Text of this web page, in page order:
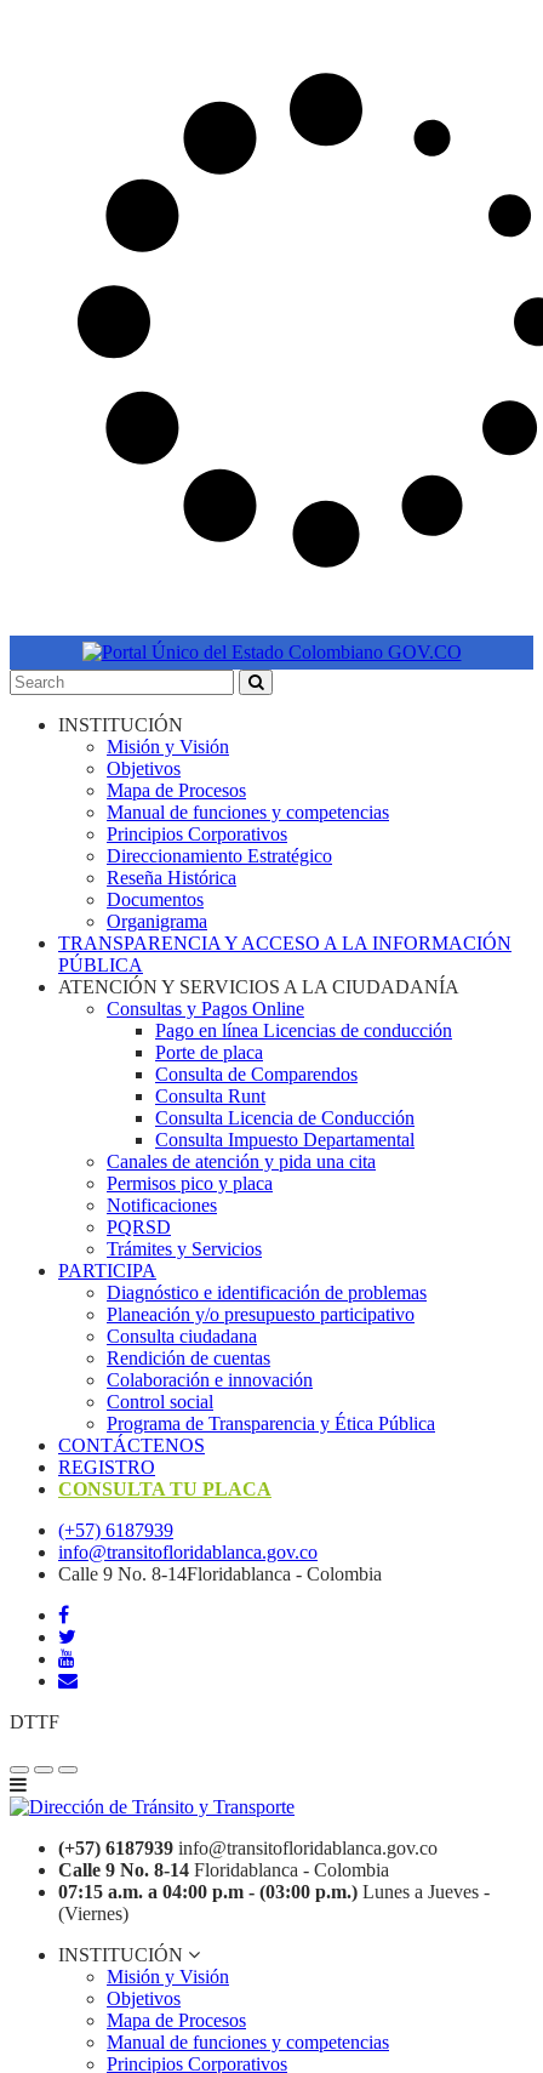
INSTITUCIÓN
Misión y Visión
Objetivos
Mapa de Procesos
Manual de funciones y competencias
Principios Corporativos
Direccionamiento Estratégico
Reseña Histórica
Documentos
Organigrama
TRANSPARENCIA Y ACCESO A LA INFORMACIÓN
PÚBLICA
ATENCIÓN Y SERVICIOS A LA CIUDADANÍA
Consultas y Pagos Online
Pago en línea Licencias de conducción
Porte de placa
Consulta de Comparendos
Consulta Runt
Consulta Licencia de Conducción
Consulta Impuesto Departamental
Canales de atención y pida una cita
Permisos pico y placa
Notificaciones
PQRSD
Trámites y Servicios
PARTICIPA
Diagnóstico e identificación de problemas
Planeación y/o presupuesto participativo​
Consulta ciudadana
Rendición de cuentas
Colaboración e innovación
Control social
Programa de Transparencia y Ética Pública
CONTÁCTENOS
REGISTRO
CONSULTA TU PLACA
(+57) 6187939
info@transitofloridablanca.gov.co
Calle 9 No. 8-14Floridablanca - Colombia
DTTF
(+57) 6187939 info@transitofloridablanca.gov.co
Calle 9 No. 8-14 Floridablanca - Colombia
07:15 a.m. a 04:00 p.m - (03:00 p.m.) Lunes a Jueves -
(Viernes)
INSTITUCIÓN
Misión y Visión
Objetivos
Mapa de Procesos
Manual de funciones y competencias
Principios Corporativos